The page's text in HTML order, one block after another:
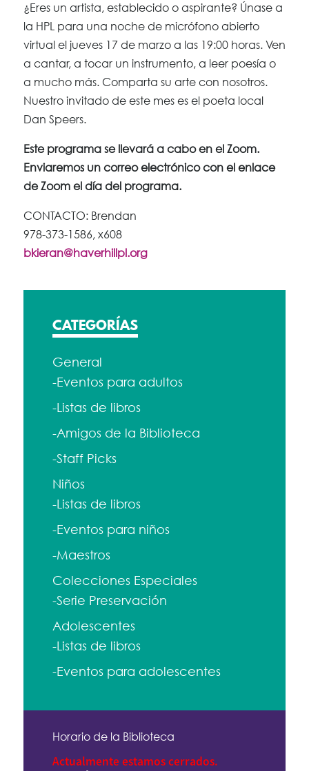
¿Eres un artista, establecido o aspirante? Únase a
la HPL para una noche de micrófono abierto
virtual el jueves 17 de marzo a las 19:00 horas. Ven
a cantar, a tocar un instrumento, a leer poesía o
a mucho más. Comparta su arte con nosotros.
Nuestro invitado de este mes es el poeta local
Dan Speers.
Este programa se llevará a cabo en el Zoom.
Enviaremos un correo electrónico con el enlace
de Zoom el día del programa.
CONTACTO: Brendan
978-373-1586, x608
bkieran@haverhillpl.org
CATEGORÍAS
General
-Eventos para adultos
-Listas de libros
-Amigos de la Biblioteca
-Staff Picks
Niños
-Listas de libros
-Eventos para niños
-Maestros
Colecciones Especiales
-Serie Preservación
Adolescentes
-Listas de libros
-Eventos para adolescentes
Horario de la Biblioteca
Actualmente estamos cerrados.